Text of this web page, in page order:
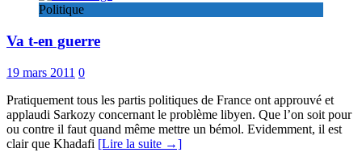
Politique
Va t-en guerre
19 mars 2011 0
Pratiquement tous les partis politiques de France ont approuvé et
applaudi Sarkozy concernant le problème libyen. Que l’on soit pour
ou contre il faut quand même mettre un bémol. Evidemment, il est
clair que Khadafi [Lire la suite →]